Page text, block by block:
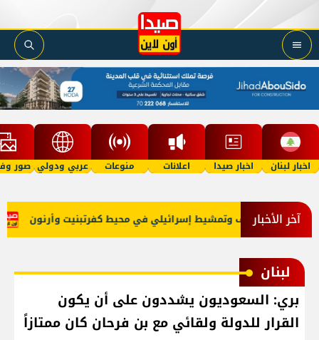
اخبار لبنان اخبار صيدا اعلانات منوعات عربي ودولي صور
آخر الأخبارقصف وتمشيط إسرائيلي في محيط كفرتبنيت وأرنون
لبنان
بري: السعوديون يشددون على أن يكون
القرار للدولة ولقائي مع بن فرحان كان ممتازاً